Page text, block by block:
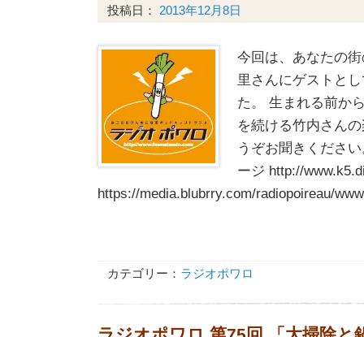
投稿日： 2013年12月8日
今回は、あなたの
里さんにゲストと
た。 生まれる前か
を続ける竹内さん
うぞお聞きくださ
ージ http://
https://media.blubrry.com/radiopoireau/
カテゴリー： ラジオポワロ